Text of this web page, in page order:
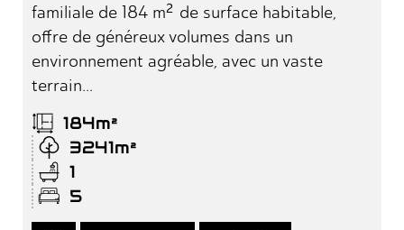
familiale de 184 m² de surface habitable,
offre de généreux volumes dans un
environnement agréable, avec un vaste
terrain...
184m²
3241m²
1
5